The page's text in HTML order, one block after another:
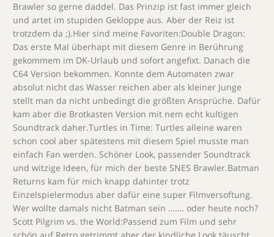
Brawler so gerne daddel. Das Prinzip ist fast immer gleich
und artet im stupiden Gekloppe aus. Aber der Reiz ist
trotzdem da ;).Hier sind meine Favoriten:Double Dragon:
Das erste Mal überhapt mit diesem Genre in Berührung
gekommem im DK-Urlaub und sofort angefixt. Danach die
C64 Version bekommen. Konnte dem Automaten zwar
absolut nicht das Wasser reichen aber als kleiner Junge
stellt man da nicht unbedingt die größten Ansprüche. Dafür
kam aber die Brotkasten Version mit nem echt kultigen
Soundtrack daher.Turtles in Time: Turtles alleine waren
schon cool aber spätestens mit diesem Spiel musste man
einfach Fan werden. Schöner Look, passender Soundtrack
und witzige Ideen, für mich der beste SNES Brawler.Batman
Returns kam für mich knapp dahinter trotz
Einzelspielermodus aber dafür eine super Filmversoftung.
Wer wollte damals nicht Batman sein ……. oder heute noch?
Scott Pilgrim vs. the World:Passend zum Film und sehr